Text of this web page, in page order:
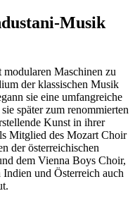
Musik
Maschinen zu
der klassischen Musik
sie eine umfangreiche
später zum renommierten
Kunst in ihrer
Mitglied des Mozart Choir
der österreichischen
dem Vienna Boys Choir,
und Österreich auch